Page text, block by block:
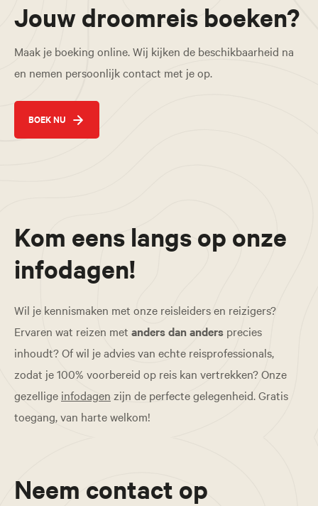
Jouw droomreis boeken?
Maak je boeking online. Wij kijken de beschikbaarheid na
en nemen persoonlijk contact met je op.
BOEK NU
Kom eens langs op onze
infodagen!
Wil je kennismaken met onze reisleiders en reizigers?
Ervaren wat reizen met anders dan anders precies
inhoudt? Of wil je advies van echte reisprofessionals,
zodat je 100% voorbereid op reis kan vertrekken? Onze
gezellige infodagen zijn de perfecte gelegenheid. Gratis
toegang, van harte welkom!
Neem contact op